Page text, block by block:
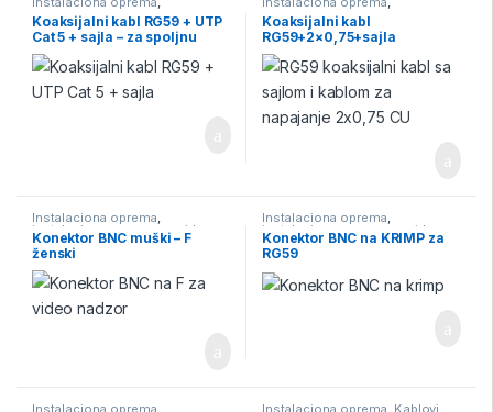
instalaciona oprema za video
nadzor,Kablovi,Kablovi za video
nadzor, Video Nadzor
Koaksijalni kabl RG59 + UTP
Cat 5 + sajla – za spoljnu
upotrebu
instalaciona oprema za video
nadzor,Kablovi,Kablovi za video
nadzor,Video Nadzor
Koaksijalni kabl
RG59+2×0,75+sajla
Instalaciona oprema,
instalaciona oprema za video
nadzor,Konektori,Konektori za
video nadzor
Konektor BNC muški – F
ženski
Instalaciona oprema,
instalaciona oprema za video
nadzor,Konektori,Konektori za
video nadzor
Konektor BNC na KRIMP za
RG59
Instalaciona oprema, Instalaciona oprema, Kablovi,